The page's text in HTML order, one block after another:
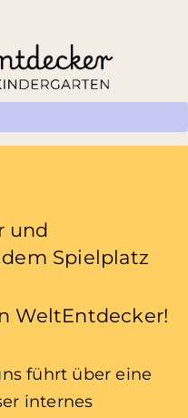
und
Spielplatz
WeltEntdecker!
führt über eine
internes